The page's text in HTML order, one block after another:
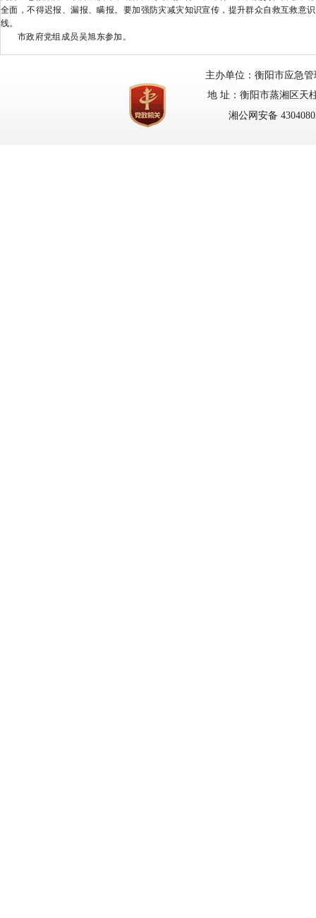
全面，不得迟报、漏报、瞒报。要加强防灾减灾知识宣传，提升群众自救互救意
线。
市政府党组成员吴旭东参加。
主办单位：衡阳市应急
地 址：衡阳市蒸湘区天
湘公网安备